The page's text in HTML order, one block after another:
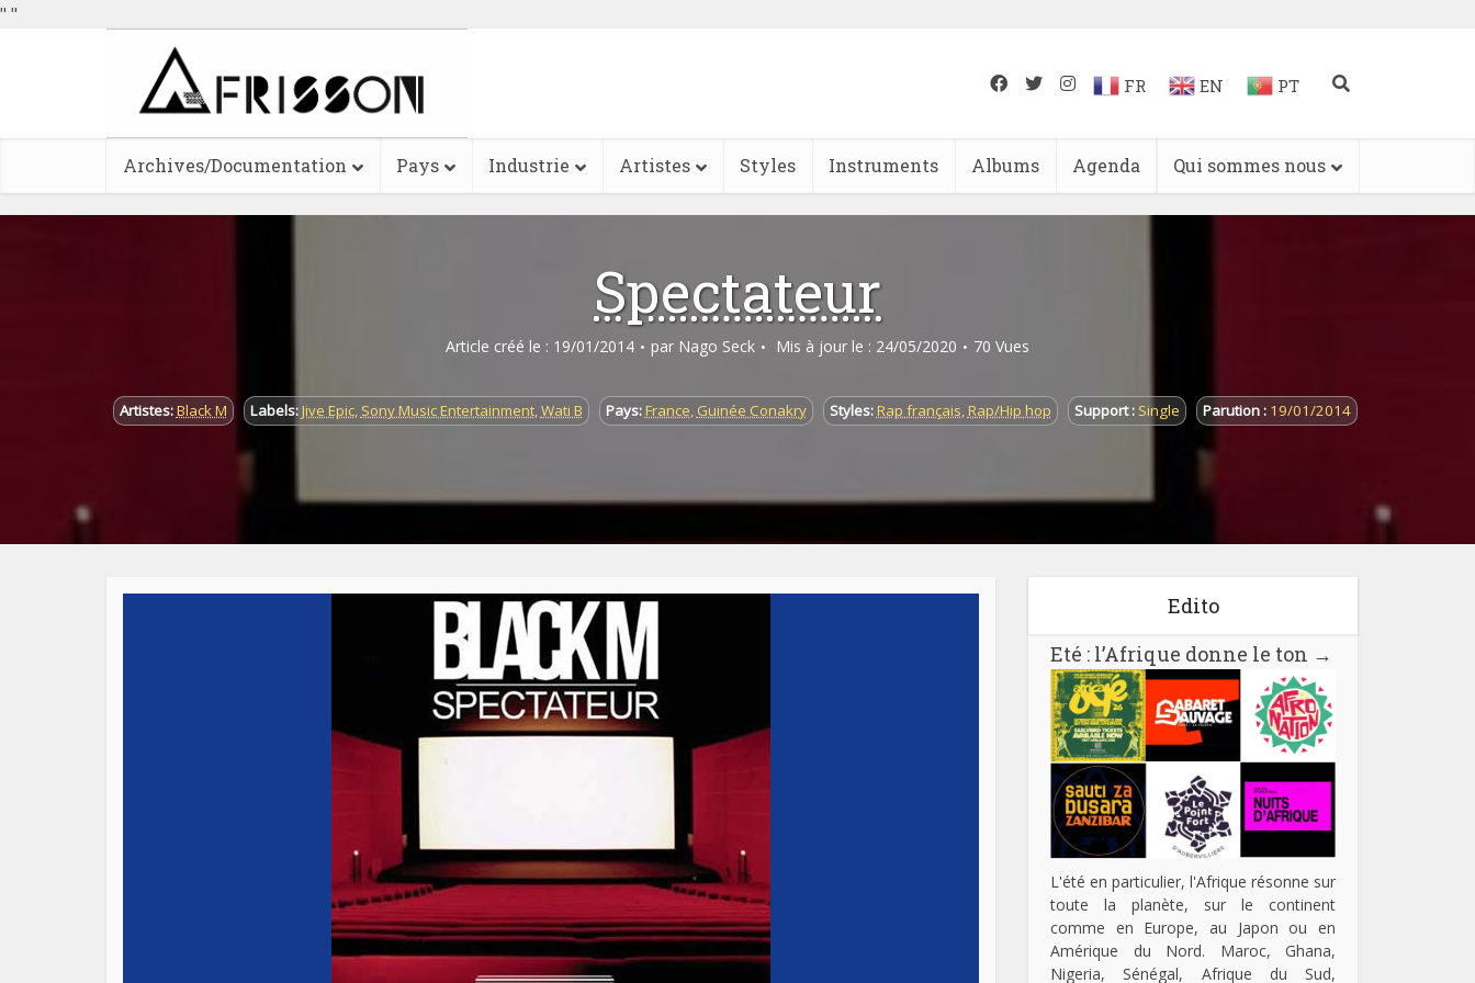
" "
FR EN PT
Archives/Documentation Pays Industrie Artistes Styles Instruments Albums Agenda Qui sommes nous
Spectateur
Article créé le : 19/01/2014 par Nago Seck Mis à jour le : 24/05/2020 70 Vues
Artistes:Black M Labels: Jive Epic, Sony Music Entertainment,Wati B Pays: France, Guinée Conakry Styles: Rap français, Rap/Hip hop Support : Single Parution : 19/01/2014
Edito
Eté : l’Afrique donne le ton →
L'été en particulier, l'Afrique résonne sur
toute la planète, sur le continent
comme en Europe, au Japon ou en
Amérique du Nord. Maroc, Ghana,
Nigeria, Sénégal, Afrique du Sud,